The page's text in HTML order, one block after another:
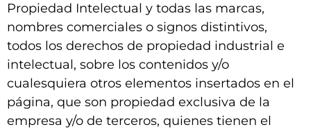
Propiedad Intelectual y todas las marcas,
nombres comerciales o signos distintivos,
todos los derechos de propiedad industrial e
intelectual, sobre los contenidos y/o
cualesquiera otros elementos insertados en el
página, que son propiedad exclusiva de la
empresa y/o de terceros, quienes tienen el